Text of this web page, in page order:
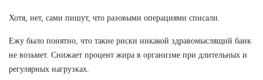
Хотя, нет, сами пишут, что разовыми операциями списали.
Ежу было понятно, что такие риски никакой здравомыслящий банк
не возьмет. Снижает процент жира в организме при длительных и
регулярных нагрузках.